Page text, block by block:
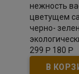
нежность
цветущем
черно-
299 Р 180 Р